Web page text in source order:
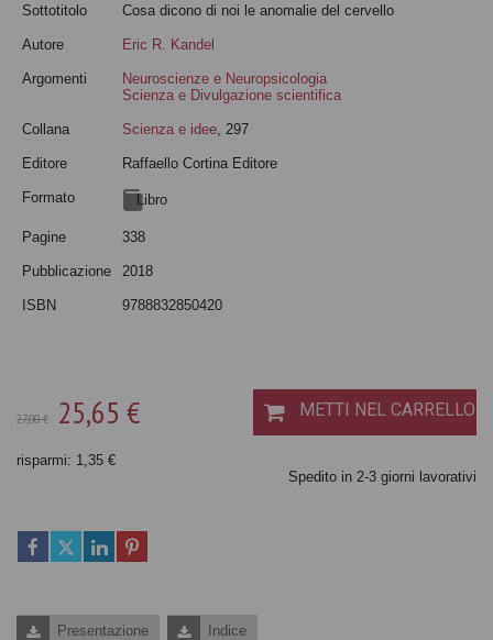
Sottotitolo Cosa dicono di noi le anomalie del cervello
Autore Eric R. Kandel
Argomenti
Neuroscienze e Neuropsicologia
Scienza e Divulgazione scientifica
Collana Scienza e idee , 297
Editore Raffaello Cortina Editore
Formato Libro
Pagine 338
Pubblicazione 2018
ISBN 9788832850420
27,00 € 25,65 € METTI NEL CARRELLO
risparmi: 1,35 €
Spedito in 2-3 giorni lavorativi
Presentazione Indice